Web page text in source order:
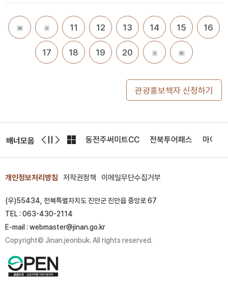
11 12 13 14 15 16
17 18 19 20
관광홍보책자 신청하기
배너모음
한국환경공단 기상청 동전주써미트CC 전북투어패스 마이산
개인정보처리방침 저작권정책 이메일무단수집거부
(우)55434, 전북특별자치도 진안군 진안읍 중앙로 67
TEL : 063-430-2114
E-mail : webmaster@jinan.go.kr
Copyright© Jinan.jeonbuk. All rights reserved.